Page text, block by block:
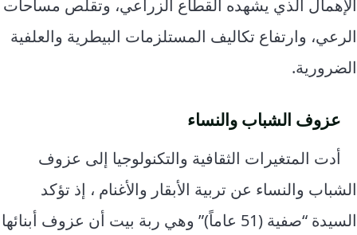
الإهمال الذي يشهده القطاع الزراعي، وتقلص مساحات
الرعي، وارتفاع تكاليف المستلزمات البيطرية والعلفية
الضرورية.
عزوف الشباب والنساء
أدت المتغيرات الثقافية والتكنولوجيا إلى عزوف
الشباب والنساء عن تربية الأبقار والأغنام ، إذ تؤكد
السيدة “صفية (51 عاماً)” وهي ربة بيت أن عزوف أبنائها